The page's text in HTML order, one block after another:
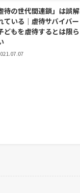
待の世代間連鎖」は誤解
ている｜虐待サバイバー
どもを虐待するとは限ら